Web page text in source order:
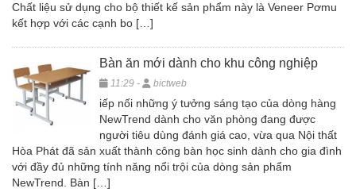
Chất liệu sử dụng cho bộ thiết kế sản phẩm này là Veneer Pơmu
kết hợp với các cạnh bo […]
Bàn ăn mới dành cho khu công nghiệp
11:29 - bictweb
iếp nối những ý tưởng sáng tạo của dòng hàng
NewTrend dành cho văn phòng đang được
người tiêu dùng đánh giá cao, vừa qua Nội thất
Hòa Phát đã sản xuất thành công bàn học sinh dành cho gia đình
với đầy đủ những tính năng nổi trội của dòng sản phẩm
NewTrend. Bàn […]